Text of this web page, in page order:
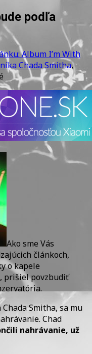
podľa
Album I’m With
Chada Smitha,
na
Názov
nového
albumu
bude
podľa
skladby?
Ako sme Vás
článkoch,
o kapele
, prišiel povzbudiť
Smitha, sa mu
Chad
nahrávanie, už